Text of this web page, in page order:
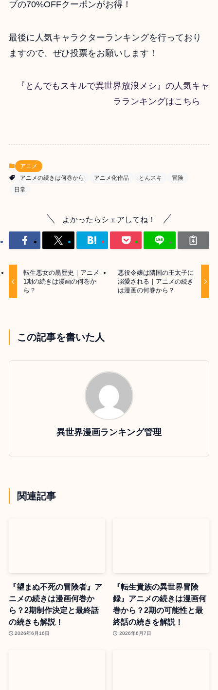
ブの70%OFFクーポンがお得！
最後に人気キャラクターランキングを行っており
ますので、ぜひ投票をお願いします！
『とんでもスキルで異世界放浪メシ』の人気キャ
ラランキングはこちら
アニメ
アニメの続きは何巻から
アニメ化作品 とんスキ
冒険
日常
よかったらシェアしてね！
転生悪女の黒歴史｜アニメ
1期の続きは漫画の何巻か
ら？
悪役令嬢は隣国の王太子に
溺愛される｜アニメの続き
は漫画の何巻から？
この記事を書いた人
異世界漫画ランキング管理
関連記事
『望まぬ不死の冒険者』ア
ニメの続きは漫画何巻か
ら？2期制作決定と最終話
の続きも解説！
2026年6月16日
『転生貴族の異世界冒険
録』アニメの続きは漫画何
巻から？2期の可能性と最
終話の続きを解説！
2026年6月7日